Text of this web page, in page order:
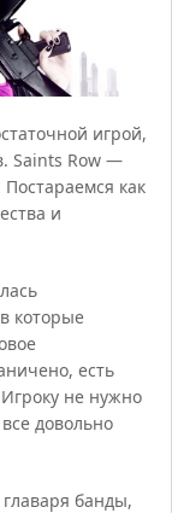
игрой,
Saints Row —
как
и
которые
есть
не нужно
довольно
банды,